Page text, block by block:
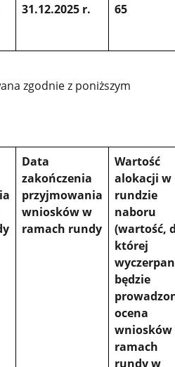
31.12.2025 r. 65
zgodnie z poniższym
Data
zakończenia
przyjmowania
wniosków w
ramach rundy
Wartość
alokacji w
rundzie
naboru
(wartość,
której
będzie
ocena
wniosków
ramach
rundy w